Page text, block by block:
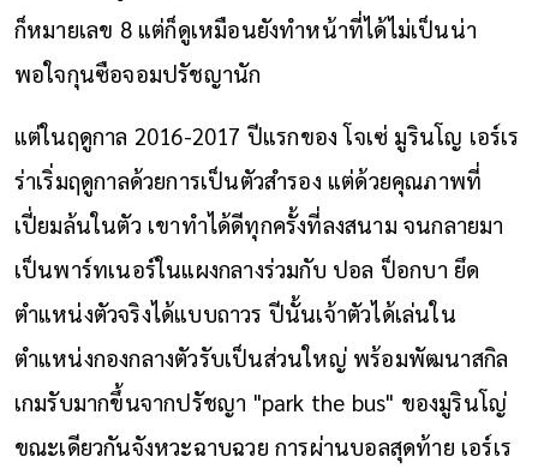
ก็หมายเลข 8 แต่ก็ดูเหมือนยังทำหน้าที่ได้ไม่เป็นน่า
พอใจกุนซือจอมปรัชญานัก
แต่ในฤดูกาล 2016-2017 ปีแรกของ โจเซ่ มูรินโญ เอร์เร
ร่าเริ่มฤดูกาลด้วยการเป็นตัวสำรอง แต่ด้วยคุณภาพที่
เปี่ยมล้นในตัว เขาทำได้ดีทุกครั้งที่ลงสนาม จนกลายมา
เป็นพาร์ทเนอร์ในแผงกลางร่วมกับ ปอล ป็อกบา ยึด
ตำแหน่งตัวจริงได้แบบถาวร ปีนั้นเจ้าตัวได้เล่นใน
ตำแหน่งกองกลางตัวรับเป็นส่วนใหญ่ พร้อมพัฒนาสกิล
เกมรับมากขึ้นจากปรัชญา "park the bus" ของมูรินโญ่
ขณะเดียวกันจังหวะฉาบฉวย การผ่านบอลสุดท้าย เอร์เร